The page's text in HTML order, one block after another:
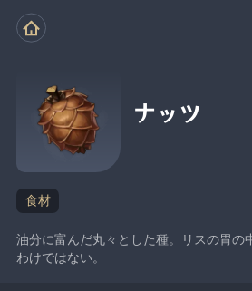
ナッツ
食材
油分に富んだ丸々とした種。リスの胃の
わけではない。